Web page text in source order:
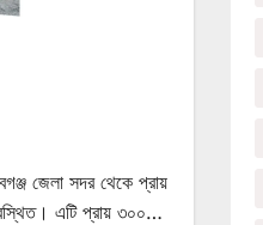
জেলা সদর থেকে প্রায়
এটি প্রায় ৩০০…